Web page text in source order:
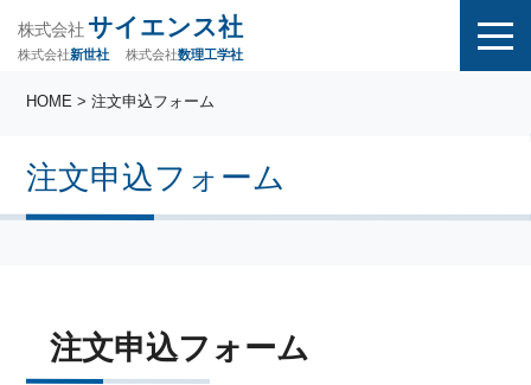
株式会社 サイエンス社
株式会社新世社 株式会社数理工学社
注文申込フォーム
HOME > 注文申込フォーム
注文申込フォーム